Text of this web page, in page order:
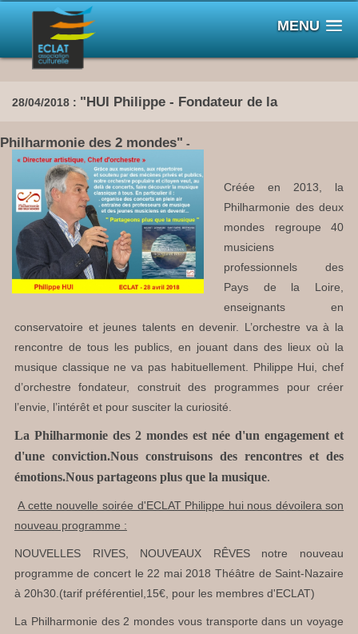
MENU
28/04/2018 : "HUI Philippe - Fondateur de la
Philharmonie des 2 mondes" -
Créée en 2013, la
Philharmonie des deux
mondes regroupe 40
musiciens
professionnels des
Pays de la Loire,
enseignants en
conservatoire et jeunes talents en devenir. L’orchestre va à la
rencontre de tous les publics, en jouant dans des lieux où la
musique classique ne va pas habituellement. Philippe Hui, chef
d’orchestre fondateur, construit des programmes pour créer
l’envie, l’intérêt et pour susciter la curiosité.
La Philharmonie des 2 mondes est née d'un engagement et
d'une conviction.Nous construisons des rencontres et des
émotions.Nous partageons plus que la musique.
A cette nouvelle soirée d'ECLAT Philippe hui nous dévoilera son
nouveau programme :
NOUVELLES RIVES, NOUVEAUX RÊVES notre nouveau
programme de concert le 22 mai 2018 Théâtre de Saint-Nazaire
à 20h30.(tarif préférentiel,15€, pour les membres d'ECLAT)
La Philharmonie des 2 mondes vous transporte dans un voyage